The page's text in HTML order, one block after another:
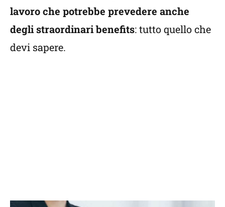
lavoro che potrebbe prevedere anche
degli straordinari benefits: tutto quello che
devi sapere.